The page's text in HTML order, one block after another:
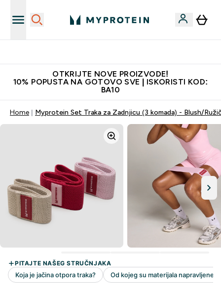
OTKRIJTE NOVE PROIZVODE!
10% POPUSTA NA GOTOVO SVE | ISKORISTI KOD:
BA10
Home Myprotein Set Traka za Zadnjicu (3 komada) - Blush/